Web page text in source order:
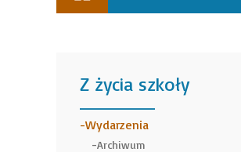
Z życia szkoły
______
Wydarzenia
Archiwum